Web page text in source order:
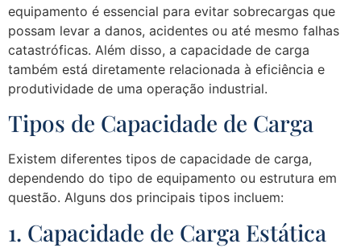
equipamento é essencial para evitar sobrecargas que
possam levar a danos, acidentes ou até mesmo falhas
catastróficas. Além disso, a capacidade de carga
também está diretamente relacionada à eficiência e
produtividade de uma operação industrial.
Tipos de Capacidade de Carga
Existem diferentes tipos de capacidade de carga,
dependendo do tipo de equipamento ou estrutura em
questão. Alguns dos principais tipos incluem:
1. Capacidade de Carga Estática